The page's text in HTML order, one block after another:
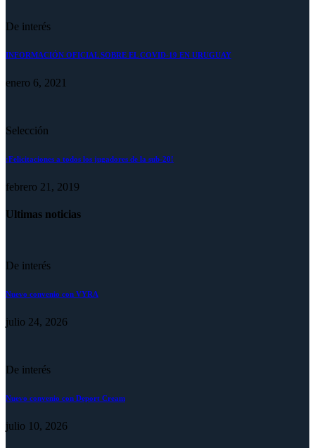
De interés
INFORMACIÓN OFICIAL SOBRE EL COVID-19 EN URUGUAY
enero 6, 2021
Selección
¡Felicitaciones a todos los jugadores de la sub-20!
febrero 21, 2019
Ultimas noticias
De interés
Nuevo convenio con VYRA
julio 24, 2026
De interés
Nuevo convenio con Deport Cream
julio 10, 2026